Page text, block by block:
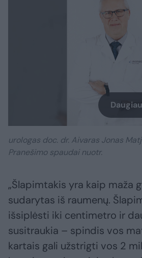
urologas doc. dr. Aivaras Jonas
Pranešimo spaudai nuotr.
„Šlapimtakis yra kaip maža
sudarytas iš raumenų.
išsiplėsti iki centimetro ir
susitraukia – spindis vos
kartais gali užstrigti vos 2